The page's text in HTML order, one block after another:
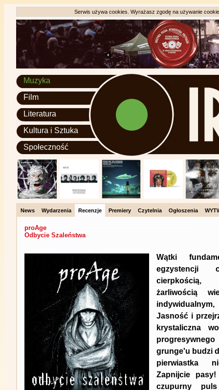
Serwis używa cookies. Wyrażasz zgodę na używanie
Muzyka
Film
Literatura
Kultura i Sztuka
Społeczność
News Wydarzenia Recenzje Premiery Czytelnia Ogłoszenia
proAge
Odbycie Szaleństwa
Wątki
egzystencji
cierpkością,
żarliwością
Jasność i
krystaliczna
grunge'u budzi
pierwiastka
Zapnijcie
czupurny